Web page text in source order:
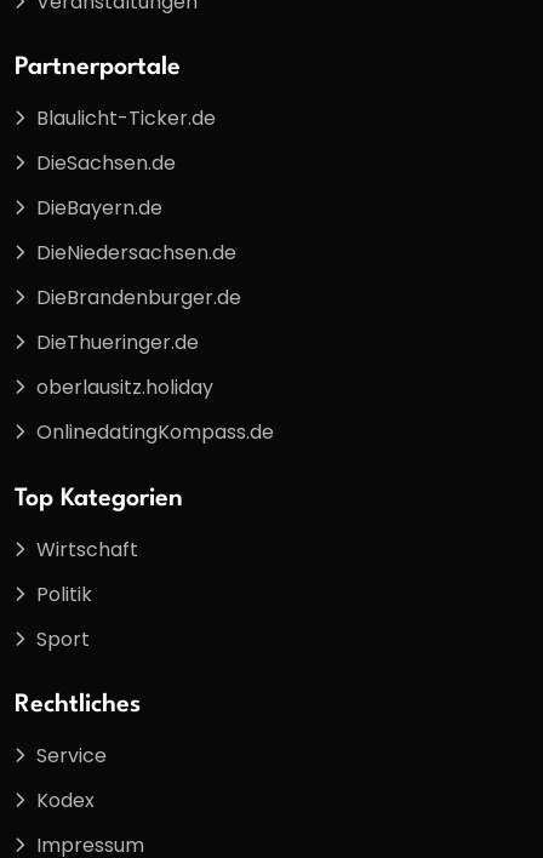
Partnerportale
Blaulicht-Ticker.de
DieSachsen.de
DieBayern.de
DieNiedersachsen.de
DieBrandenburger.de
DieThueringer.de
oberlausitz.holiday
OnlinedatingKompass.de
Top Kategorien
Wirtschaft
Politik
Sport
Rechtliches
Service
Kodex
Impressum